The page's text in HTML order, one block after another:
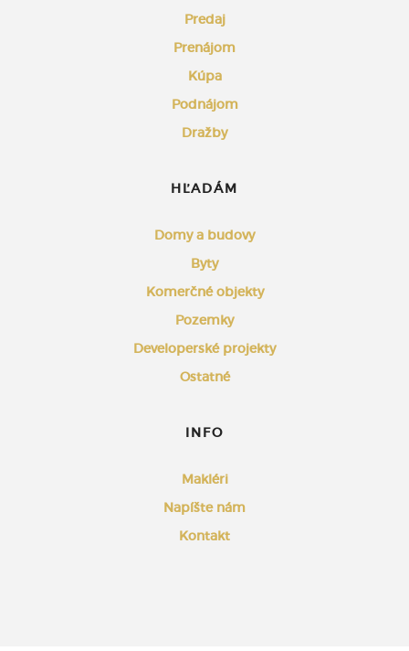
Predaj
Prenájom
Kúpa
Podnájom
Dražby
HĽADÁM
Domy a budovy
Byty
Komerčné objekty
Pozemky
Developerské projekty
Ostatné
INFO
Makléri
Napíšte nám
Kontakt